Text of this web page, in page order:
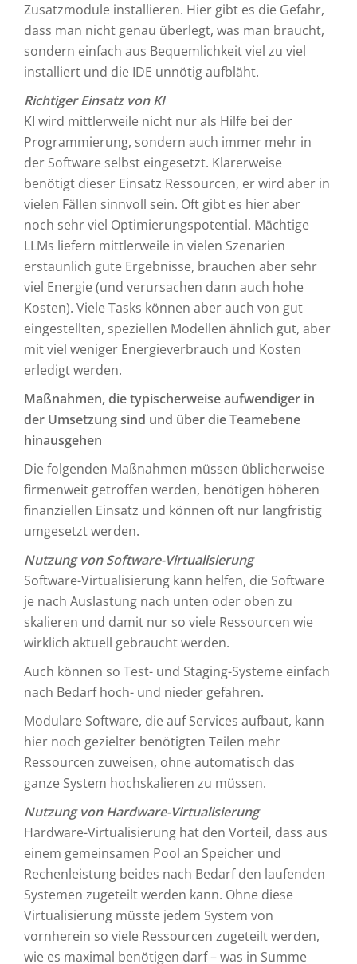
Zusatzmodule installieren. Hier gibt es die Gefahr,
dass man nicht genau überlegt, was man braucht,
sondern einfach aus Bequemlichkeit viel zu viel
installiert und die IDE unnötig aufbläht.
Richtiger Einsatz von KI
KI wird mittlerweile nicht nur als Hilfe bei der
Programmierung, sondern auch immer mehr in
der Software selbst eingesetzt. Klarerweise
benötigt dieser Einsatz Ressourcen, er wird aber in
vielen Fällen sinnvoll sein. Oft gibt es hier aber
noch sehr viel Optimierungspotential. Mächtige
LLMs liefern mittlerweile in vielen Szenarien
erstaunlich gute Ergebnisse, brauchen aber sehr
viel Energie (und verursachen dann auch hohe
Kosten). Viele Tasks können aber auch von gut
eingestellten, speziellen Modellen ähnlich gut, aber
mit viel weniger Energieverbrauch und Kosten
erledigt werden.
Maßnahmen, die typischerweise aufwendiger in
der Umsetzung sind und über die Teamebene
hinausgehen
Die folgenden Maßnahmen müssen üblicherweise
firmenweit getroffen werden, benötigen höheren
finanziellen Einsatz und können oft nur langfristig
umgesetzt werden.
Nutzung von Software-Virtualisierung
Software-Virtualisierung kann helfen, die Software
je nach Auslastung nach unten oder oben zu
skalieren und damit nur so viele Ressourcen wie
wirklich aktuell gebraucht werden.
Auch können so Test- und Staging-Systeme einfach
nach Bedarf hoch- und nieder gefahren.
Modulare Software, die auf Services aufbaut, kann
hier noch gezielter benötigten Teilen mehr
Ressourcen zuweisen, ohne automatisch das
ganze System hochskalieren zu müssen.
Nutzung von Hardware-Virtualisierung
Hardware-Virtualisierung hat den Vorteil, dass aus
einem gemeinsamen Pool an Speicher und
Rechenleistung beides nach Bedarf den laufenden
Systemen zugeteilt werden kann. Ohne diese
Virtualisierung müsste jedem System von
vornherein so viele Ressourcen zugeteilt werden,
wie es maximal benötigen darf – was in Summe